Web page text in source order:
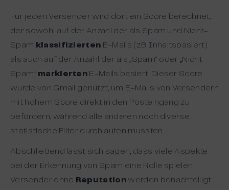
Für jeden Versender wird dort ein Score berechnet,
der sowohl auf der Anzahl der als Spam und Nicht-
Spam klassifizierten E-Mails (z.B. Inhaltsbasiert)
als auch auf der Anzahl der als „Spam“ oder „Nicht
Spam“ markierten E-Mails basiert. Dieser Score
wurde von Gmail genutzt, um E-Mails von Versendern
mit hohem Score direkt in den Posteingang zu
befördern, während alle anderen noch diverse
statistische Filter durchlaufen mussten.
Abschließend lässt sich sagen, dass viele Aspekte
bei der Erkennung von Spam eine Rolle spielen.
Versender ohne Reputation werden benachteiligt